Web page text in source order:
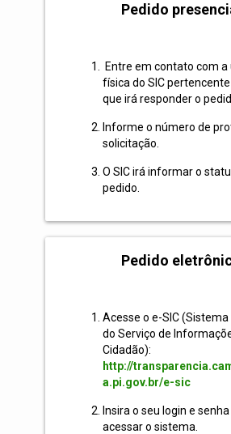
Pedido
Entre em contato com a
física do SIC
que irá responder o
Informe o número de
solicitação.
O SIC irá informar o
pedido.
Pedido
Acesse o e-SIC
do Serviço de
Cidadão):
http://
a.pi.gov.br/e-sic
Insira o seu login e
acessar o sistema.